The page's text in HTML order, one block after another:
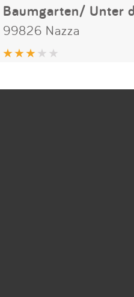
Baumgarten/ Unter
99826 Nazza